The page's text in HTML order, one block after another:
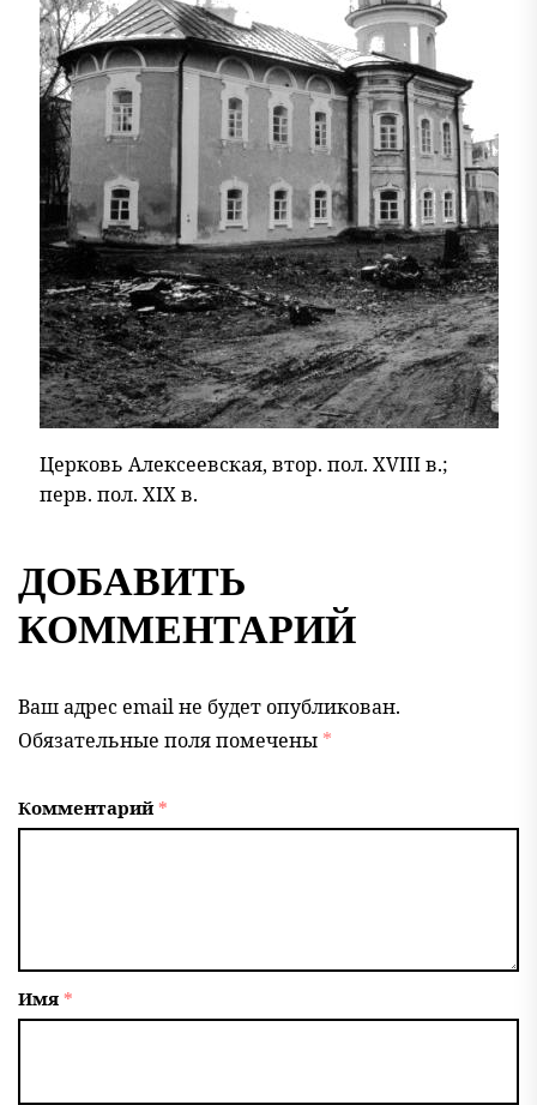
Церковь Алексеевская, втор. пол. XVIII в.;
перв. пол. XIX в.
ДОБАВИТЬ
КОММЕНТАРИЙ
Ваш адрес email не будет опубликован.
Обязательные поля помечены *
Комментарий*
Имя *